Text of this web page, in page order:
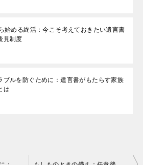
始める終活：今こそ考えておきたい遺言書
見制度
ブルを防ぐために：遺言書がもたらす家族
は